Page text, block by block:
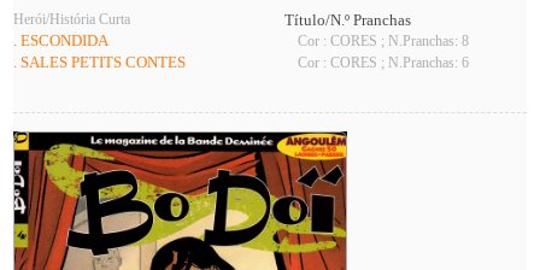
Herói/História Curta
Título/N.º Pranchas
. ESCONDIDA
Cor : CORES ; N.Pranchas: 8
. SALES PETITS CONTES Cor : CORES ; N.Pranchas: 6